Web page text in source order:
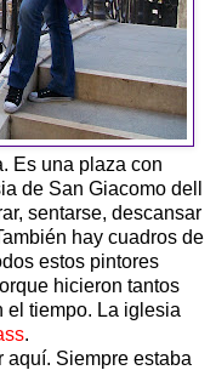
Es una plaza con
de San Giacomo dell
sentarse, descansar
hay cuadros de
estos pintores
hicieron tantos
el tiempo. La iglesia
.
aquí. Siempre estaba